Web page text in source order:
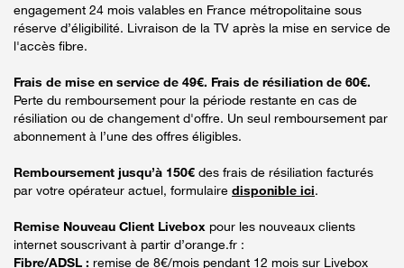
engagement 24 mois valables en France métropolitaine sous
réserve d’éligibilité. Livraison de la TV après la mise en service de
l'accès fibre.
Frais de mise en service de 49€. Frais de résiliation de 60€.
Perte du remboursement pour la période restante en cas de
résiliation ou de changement d'offre. Un seul remboursement par
abonnement à l’une des offres éligibles.
Remboursement jusqu’à 150€ des frais de résiliation facturés
par votre opérateur actuel, formulaire disponible ici.
Remise Nouveau Client Livebox pour les nouveaux clients
internet souscrivant à partir d’orange.fr :
Fibre/ADSL : remise de 8€/mois pendant 12 mois sur Livebox